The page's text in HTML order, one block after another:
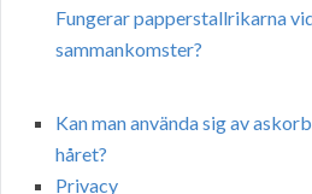
Fungerar papperstallrikarna
sammankomster?
Kan man använda sig av
håret?
Privacy